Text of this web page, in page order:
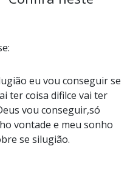
eu vou conseguir se
ter coisa difilce vai ter
vou conseguir,só
vontade e meu sonho
se silugião.